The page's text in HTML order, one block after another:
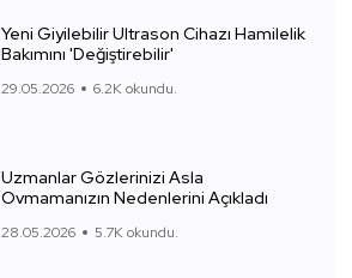
Yeni Giyilebilir Ultrason Cihazı Hamilelik
Bakımını 'Değiştirebilir'
29.05.2026 6.2K okundu.
Uzmanlar Gözlerinizi Asla
Ovmamanızın Nedenlerini Açıkladı
28.05.2026 5.7K okundu.